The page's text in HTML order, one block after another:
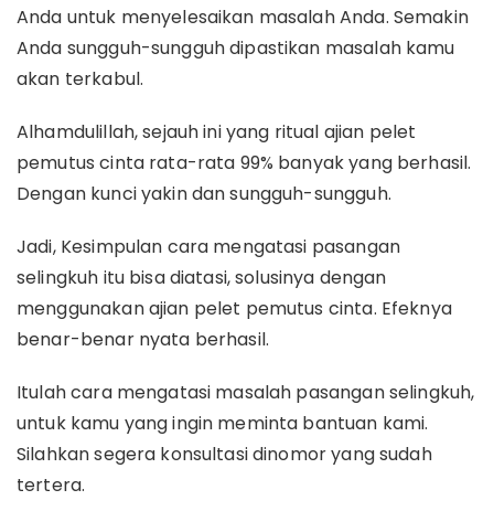
Anda untuk menyelesaikan masalah Anda. Semakin
Anda sungguh-sungguh dipastikan masalah kamu
akan terkabul.
Alhamdulillah, sejauh ini yang ritual ajian pelet
pemutus cinta rata-rata 99% banyak yang berhasil.
Dengan kunci yakin dan sungguh-sungguh.
Jadi, Kesimpulan cara mengatasi pasangan
selingkuh itu bisa diatasi, solusinya dengan
menggunakan ajian pelet pemutus cinta. Efeknya
benar-benar nyata berhasil.
Itulah cara mengatasi masalah pasangan selingkuh,
untuk kamu yang ingin meminta bantuan kami.
Silahkan segera konsultasi dinomor yang sudah
tertera.